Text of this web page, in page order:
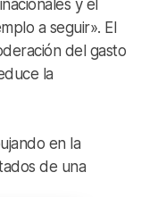
y el
a seguir». El
del gasto
la
en la
de una